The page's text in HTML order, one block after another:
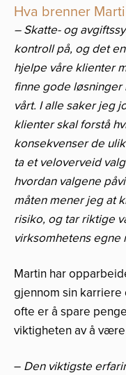
Hva brenner
– Skatte- og
kontroll på, og det
hjelpe våre klienter
finne gode
vårt. I alle saker jeg
klienter skal forstå
konsekvenser de
ta et veloverveid
hvordan valgene
måten mener jeg at
risiko, og tar riktige
virksomhetens egne
Martin har
gjennom sin
ofte er å spare
viktigheten av å
– Den viktigste